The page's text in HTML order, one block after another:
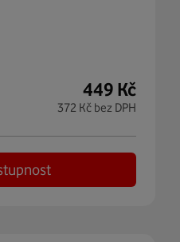
449 Kč
372 Kč bez DPH